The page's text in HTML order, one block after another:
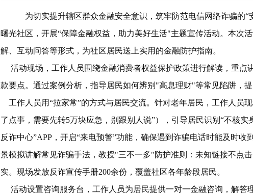
为切实提升辖区群众金融安全意识，筑牢防范电信网络诈骗的“
曙光社区，开展“保障金融权益，助力美好生活"主题宣传活动。本次
解、互动问答等形式，为社区居民送上实用的金融防护指南。
活动现场，工作人员围绕金融消费者权益保护政策进行解读，重点
款要点。通过案例分析，指导居民如何辨别"高息理财"等常见陷阱，提
工作人员用“拉家常”的方式与居民交流。针对老年居民，工作人员
了点事，需要先转5万块应急，别跟别人说”），引导居民识别“不核
反诈中心”APP，开启“来电预警”功能，确保遇到诈骗电话时能及时
景模拟讲解常见诈骗手法，教授"三不一多"防护准则：未知链接不点
实。现场发放反诈宣传手册200余份，覆盖社区各年龄段居民。
活动设置咨询服务台，工作人员为居民提供一对一金融咨询，解答